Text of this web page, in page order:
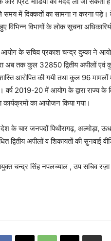
में दिक्कतों का सामना न करना पड़े।
विभिन्न विभागों के लोक सूचना
के सचिव प्रकाश चन्द्र दुम्का ने आयोग
अब तक कुल 32850 द्वितीय अपीलों
आरोपित की गयी तथा कुल 96
वर्ष 2019-20 में आयोग के द्वारा राज्य
का आयोजन किया गया।
के चार जनपदों पिथौरागढ़, अल्मोड़ा,
द्वितीय अपीलों व शिकायतों की सुनवाई
चन्द्र सिंह नपलच्याल , उप सचिव रज़ा